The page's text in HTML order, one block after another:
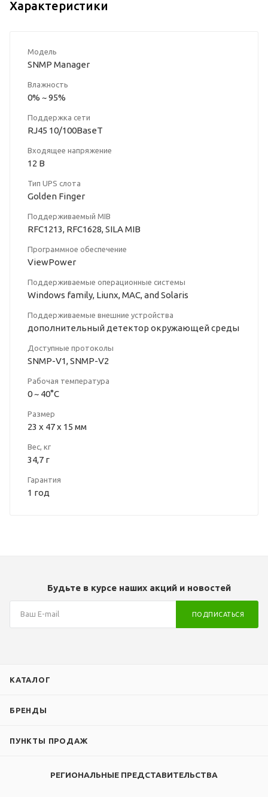
Характеристики
Модель
SNMP Manager
Влажность
0% ~ 95%
Поддержка сети
RJ45 10/100BaseT
Входящее напряжение
12 В
Тип UPS слота
Golden Finger
Поддерживаемый MIB
RFC1213, RFC1628, SILA MIB
Программное обеспечение
ViewPower
Поддерживаемые операционные системы
Windows family, Liunx, MAC, and Solaris
Поддерживаемые внешние устройства
дополнительный детектор окружающей среды
Доступные протоколы
SNMP-V1, SNMP-V2
Рабочая температура
0 ~ 40°C
Размер
23 x 47 x 15 мм
Вес, кг
34,7 г
Гарантия
1 год
Будьте в курсе наших акций и новостей
ПОДПИСАТЬСЯ
КАТАЛОГ
БРЕНДЫ
ПУНКТЫ ПРОДАЖ
РЕГИОНАЛЬНЫЕ ПРЕДСТАВИТЕЛЬСТВА